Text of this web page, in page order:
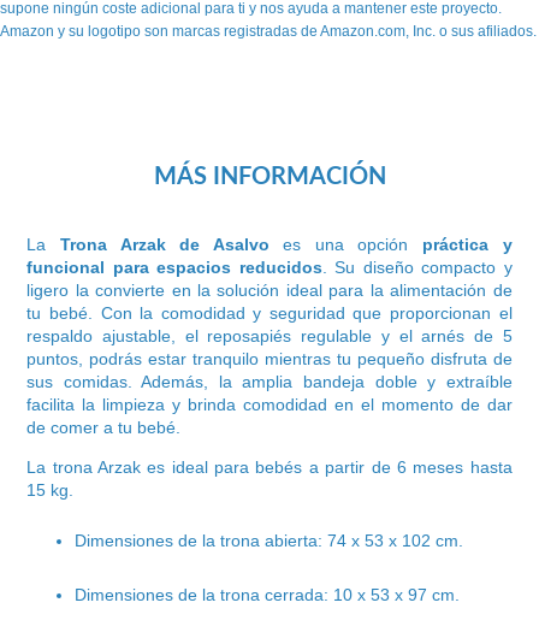
supone ningún coste adicional para ti y nos ayuda a mantener este proyecto.
Amazon y su logotipo son marcas registradas de Amazon.com, Inc. o sus afiliados.
MÁS INFORMACIÓN
La Trona Arzak de Asalvo es una opción práctica y
funcional para espacios reducidos. Su diseño compacto y
ligero la convierte en la solución ideal para la alimentación de
tu bebé. Con la comodidad y seguridad que proporcionan el
respaldo ajustable, el reposapiés regulable y el arnés de 5
puntos, podrás estar tranquilo mientras tu pequeño disfruta de
sus comidas. Además, la amplia bandeja doble y extraíble
facilita la limpieza y brinda comodidad en el momento de dar
de comer a tu bebé.
La trona Arzak es ideal para bebés a partir de 6 meses hasta
15 kg.
Dimensiones de la trona abierta: 74 x 53 x 102 cm.
Dimensiones de la trona cerrada: 10 x 53 x 97 cm.